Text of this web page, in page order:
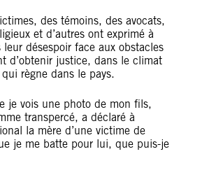
des témoins, des avocats,
et d’autres ont exprimé à
leur désespoir face aux obstacles
d’obtenir justice, dans le climat
règne dans le pays.
je vois une photo de mon fils,
transpercé, a déclaré à
la mère d’une victime de
je me batte pour lui, que puis-je